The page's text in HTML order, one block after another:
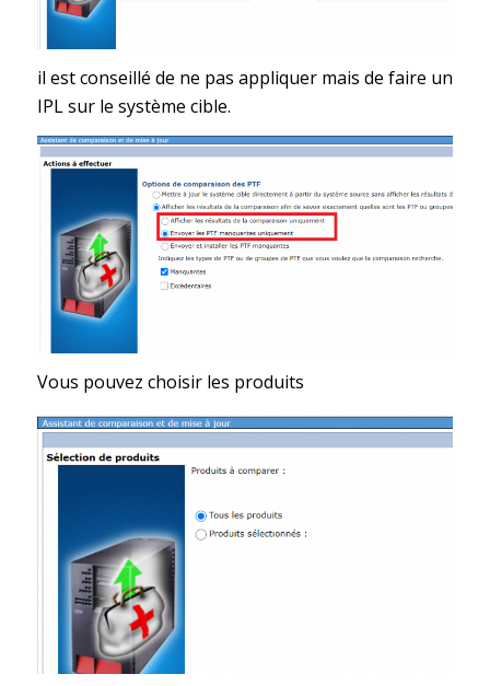
il est conseillé de ne pas appliquer mais de faire un
IPL sur le système cible.
Vous pouvez choisir les produits